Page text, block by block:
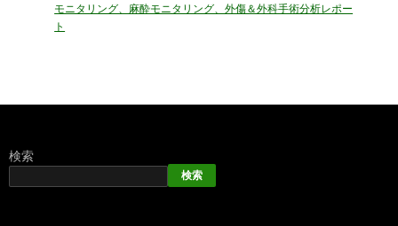
モニタリング、麻酔モニタリング、外傷＆外科手術分析レポー
ト
検索
検索